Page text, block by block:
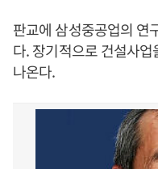
판교에 삼성중공업의 연
다. 장기적으로 건설사
나온다.